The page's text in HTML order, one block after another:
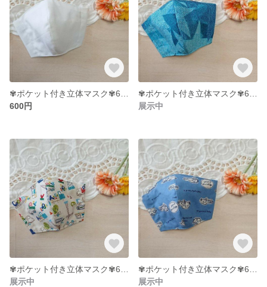
600円
展示中
展示中
展示中